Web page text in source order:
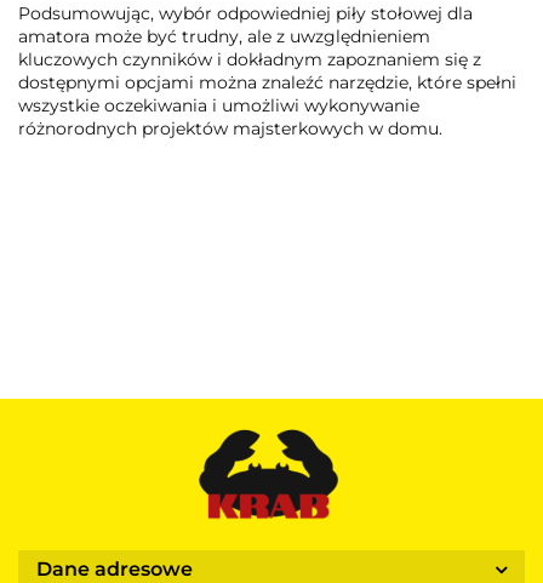
Podsumowując, wybór odpowiedniej piły stołowej dla
amatora może być trudny, ale z uwzględnieniem
kluczowych czynników i dokładnym zapoznaniem się z
dostępnymi opcjami można znaleźć narzędzie, które spełni
wszystkie oczekiwania i umożliwi wykonywanie
różnorodnych projektów majsterkowych w domu.
Dane adresowe